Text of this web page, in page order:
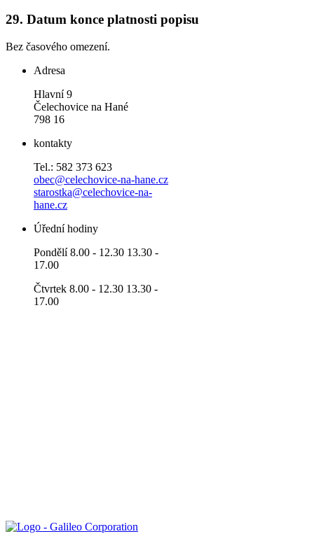
29. Datum konce platnosti popisu
Bez časového omezení.
Adresa
Hlavní 9
Čelechovice na Hané
798 16
kontakty
Tel.: 582 373 623
obec@celechovice-na-hane.cz
starostka@celechovice-na-
hane.cz
Úřední hodiny
Pondělí 8.00 - 12.30 13.30 -
17.00
Čtvrtek 8.00 - 12.30 13.30 -
17.00